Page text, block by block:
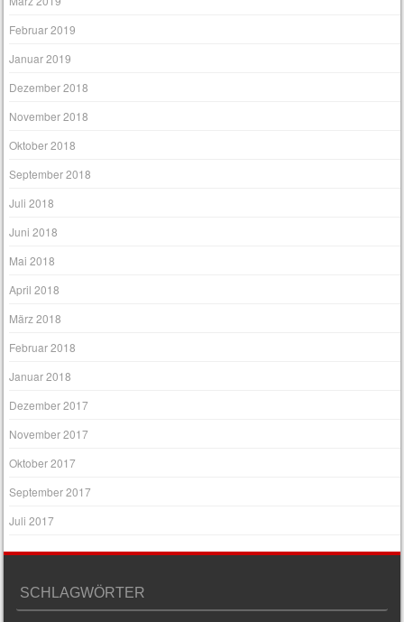
Februar 2019
Januar 2019
Dezember 2018
November 2018
Oktober 2018
September 2018
Juli 2018
Juni 2018
Mai 2018
April 2018
März 2018
Februar 2018
Januar 2018
Dezember 2017
November 2017
Oktober 2017
September 2017
Juli 2017
SCHLAGWÖRTER